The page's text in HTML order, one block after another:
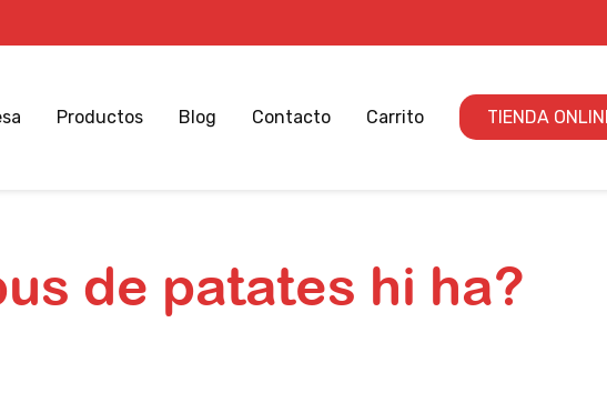
Productos Blog Contacto Carrito TIENDA
de patates hi ha?